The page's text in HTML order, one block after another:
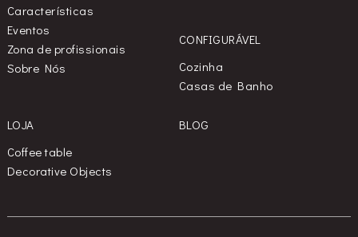
Características
Eventos
Zona de profissionais
Sobre Nós
CONFIGURÁVEL
Cozinha
Casas de Banho
LOJA
Coffee table
Decorative Objects
BLOG